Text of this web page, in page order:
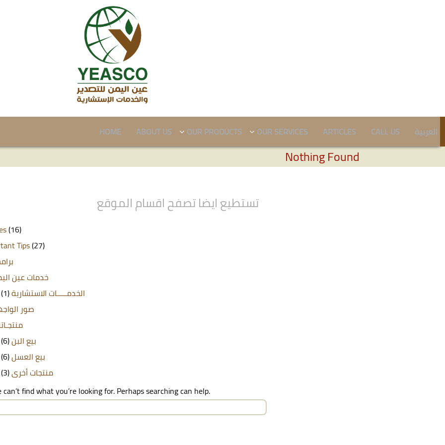
HOME ABOUT US OUR PRODUCTS OUR SERVICES ARTICLES CALL US العربية
Nothing Found
تستطيع ايضا تصفح اقسام الموقع
(16)
Tips(27)
خدمات عين
الخدمـــــات الاستشارية(1)
صور
بيع البن(6)
بيع العسل(6)
منتجات أخرى(3)
find what you’re looking for. Perhaps searching can help.